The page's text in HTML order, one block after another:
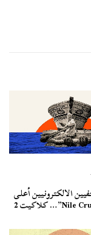
الالكترونيين أعلى